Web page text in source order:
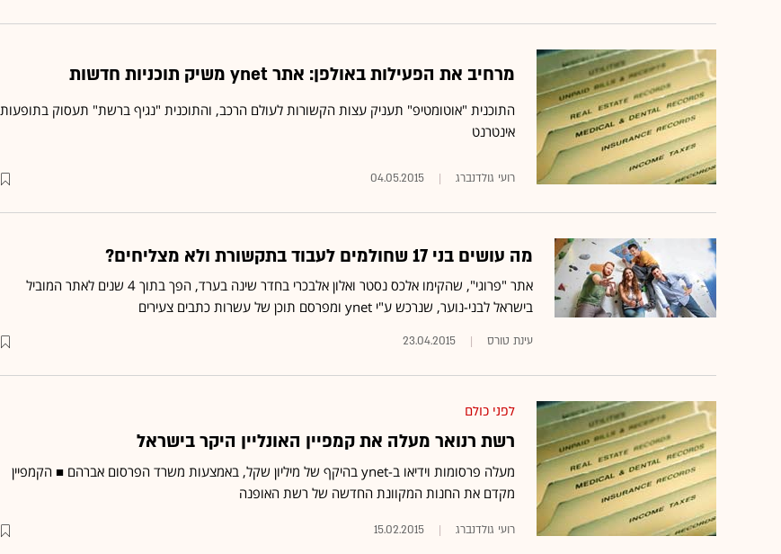
מרחיב את הפעילות באולפן: אתר ynet משיק תוכניות חדשות
התוכנית "אוטומטיפ" תעניק עצות הקשורות לעולם הרכב, והתוכנית "נגיף ברשת" תעסוק בתופעות
אינטרנט
רועי גולדנברג 04.05.2015
מה עושים בני 17 שחולמים לעבוד בתקשורת ולא מצליחים?
אתר "פרוגי", שהקימו אלכס נסטר ואלון אלבכרי בחדר שינה בערד, הפך בתוך 4 שנים לאתר המוביל
בישראל לבני-נוער, שנרכש ע"י ynet ומפרסם תוכן של עשרות כתבים צעירים
עינת טורס 23.04.2015
לפני כולם
רשת רנואר מעלה את קמפיין האונליין היקר בישראל
מעלה פרסומות וידיאו ב-ynet בהיקף של מיליון שקל, באמצעות משרד הפרסום אברהם ■ הקמפיין
מקדם את החנות המקוונת החדשה של רשת האופנה
רועי גולדנברג 15.02.2015